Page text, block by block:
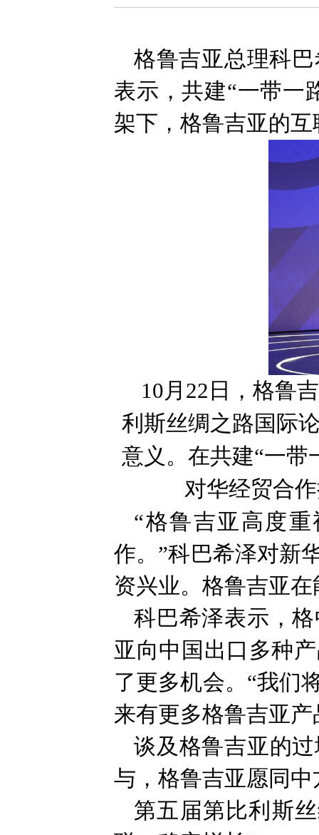
格鲁吉亚总理科
表示，共建“一带一
架下，格鲁吉亚的
10月22日，格鲁
利斯丝绸之路国际
意义。在共建“一带
对华经贸合
“格鲁吉亚高度
作。”科巴希泽对新
资兴业。格鲁吉亚
科巴希泽表示，
亚向中国出口多种
了更多机会。“我们
来有更多格鲁吉亚
谈及格鲁吉亚的
与，格鲁吉亚愿同
第五届第比利斯